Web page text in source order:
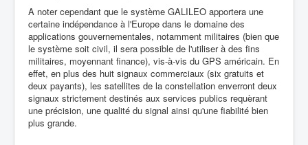
A noter cependant que le système GALILEO apportera une
certaine indépendance à l'Europe dans le domaine des
applications gouvernementales, notamment militaires (bien que
le système soit civil, il sera possible de l'utiliser à des fins
militaires, moyennant finance), vis-à-vis du GPS américain. En
effet, en plus des huit signaux commerciaux (six gratuits et
deux payants), les satellites de la constellation enverront deux
signaux strictement destinés aux services publics requèrant
une précision, une qualité du signal ainsi qu'une fiabilité bien
plus grande.